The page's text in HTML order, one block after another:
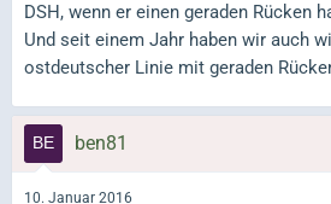
DSH, wenn er einen geraden Rücken
Und seit einem Jahr haben wir auch
ostdeutscher Linie mit geraden
ben81
10. Januar 2016